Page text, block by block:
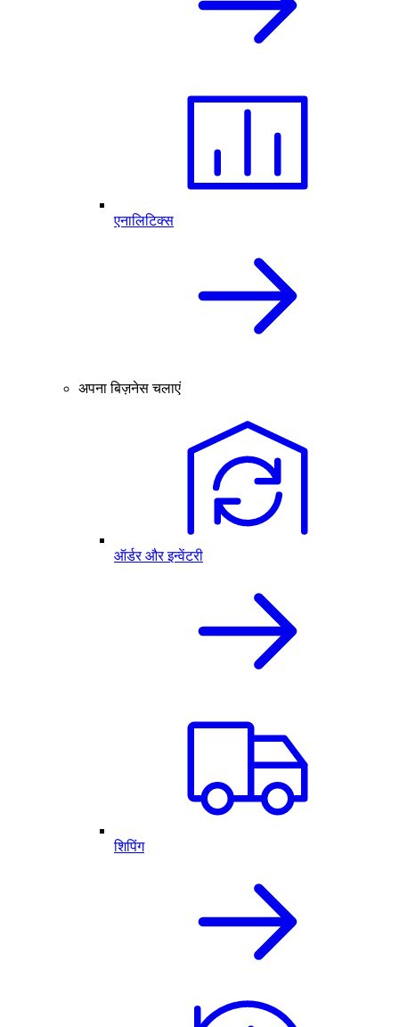
एनालिटिक्स
अपना बिज़नेस चलाएं
ऑर्डर और इन्वेंटरी
शिपिंग